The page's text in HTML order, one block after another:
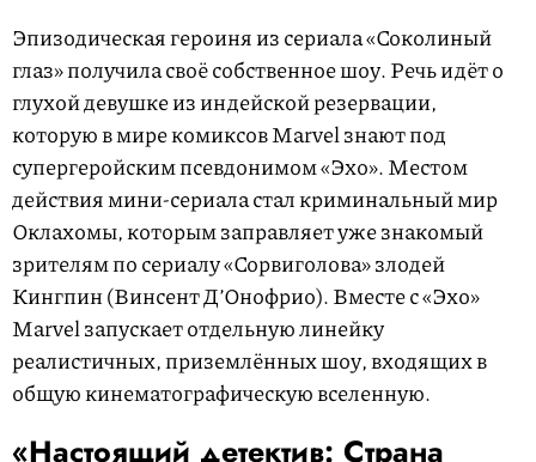
Эпизодическая героиня из сериала «Соколиный
глаз» получила своё собственное шоу. Речь идёт о
глухой девушке из индейской резервации,
которую в мире комиксов Marvel знают под
супергеройским псевдонимом «Эхо». Местом
действия мини-сериала стал криминальный мир
Оклахомы, которым заправляет уже знакомый
зрителям по сериалу «Сорвиголова» злодей
Кингпин (Винсент Д’Онофрио). Вместе с «Эхо»
Marvel запускает отдельную линейку
реалистичных, приземлённых шоу, входящих в
общую кинематографическую вселенную.
«Настоящий детектив: Страна